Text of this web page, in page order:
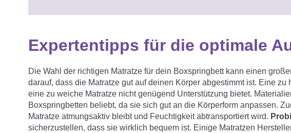
Expertentipps für die optimale
Die Wahl der richtigen Matratze für dein Boxspringbett kann einen
darauf, dass die Matratze gut auf deinen Körper abgestimmt ist. Eine
eine zu weiche Matratze nicht genügend Unterstützung bietet.
Boxspringbetten beliebt, da sie sich gut an die Körperform anpassen.
Matratze atmungsaktiv bleibt und Feuchtigkeit abtransportiert wird.
sicherzustellen, dass sie wirklich bequem ist. Einige Matratzen